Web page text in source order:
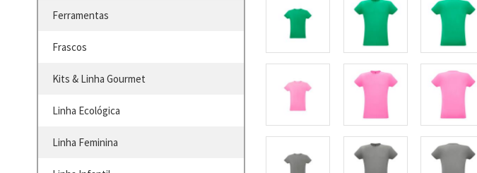
Ferramentas
Frascos
Kits & Linha Gourmet
Linha Ecológica
Linha Feminina